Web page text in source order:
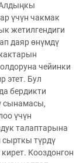
Алдыңкы
үчүн чакмак
жетилгендиги
даяр өнүмдү
чейинки
этет. Бул
бердикти
сынамасы,
үчүн
талаптарына
түрдү
Кооздонгон